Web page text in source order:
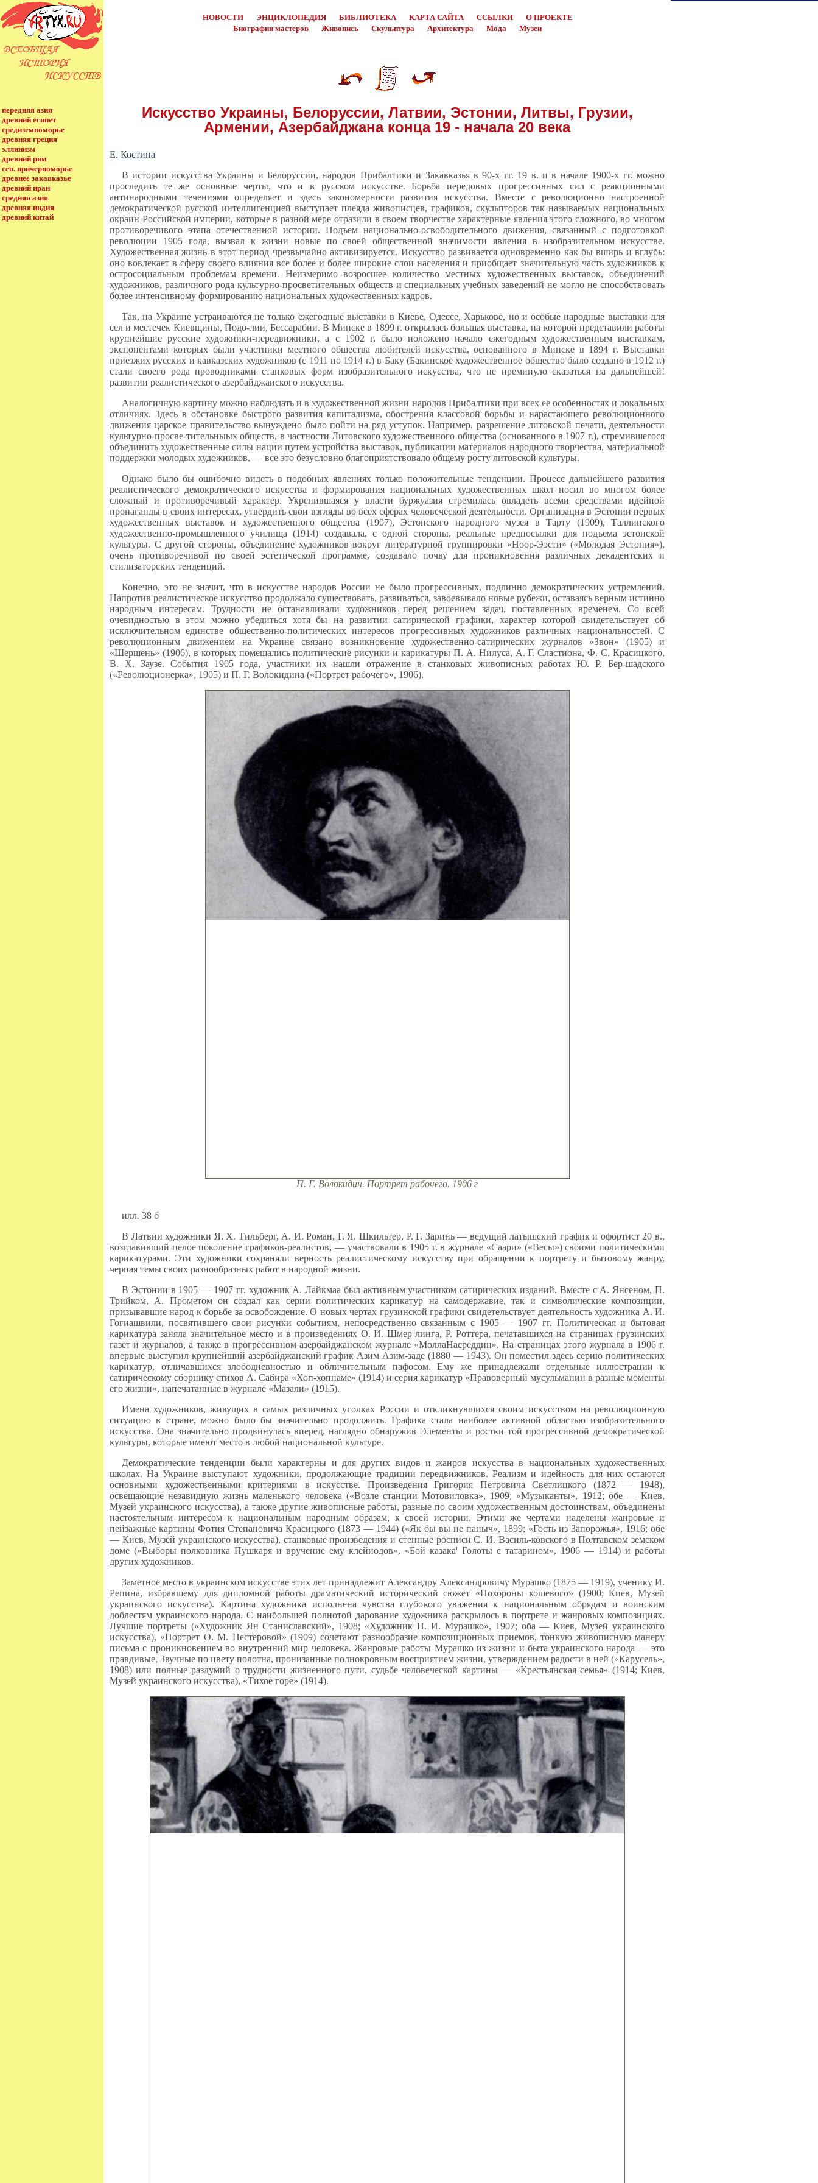
передняя азия
древний египет
средиземноморье
древняя греция
эллинизм
древний рим
сев. причерноморье
древнее закавказье
древний иран
средняя азия
древняя индия
древний китай
НОВОСТИ ЭНЦИКЛОПЕДИЯ БИБЛИОТЕКА КАРТА САЙТА ССЫЛКИ
О ПРОЕКТЕ
Биографии мастеров
Живопись Скульптура Архитектура Мода Музеи
Искусство Украины, Белоруссии, Латвии, Эстонии, Литвы, Грузии,
Армении, Азербайджана конца 19 - начала 20 века
Е. Костина
В истории искусства Украины и Белоруссии, народов Прибалтики и Закавказья в 90-х гг. 19 в. и в начале 1900-х гг. можно
проследить те же основные черты, что и в русском искусстве. Борьба передовых прогрессивных сил с реакционными
антинародными течениями определяет и здесь закономерности развития искусства. Вместе с революционно настроенной
демократической русской интеллигенцией выступает плеяда живописцев, графиков, скульпторов так называемых национальных
окраин Российской империи, которые в разной мере отразили в своем творчестве характерные явления этого сложного, во многом
противоречивого этапа отечественной истории. Подъем национально-освободительного движения, связанный с подготовкой
революции 1905 года, вызвал к жизни новые по своей общественной значимости явления в изобразительном искусстве.
Художественная жизнь в этот период чрезвычайно активизируется. Искусство развивается одновременно как бы вширь и вглубь:
оно вовлекает в сферу своего влияния все более и более широкие слои населения и приобщает значительную часть художников к
остросоциальным проблемам времени. Неизмеримо возросшее количество местных художественных выставок, объединений
художников, различного рода культурно-просветительных обществ и специальных учебных заведений не могло не способствовать
более интенсивному формированию национальных художественных кадров.
Так, на Украине устраиваются не только ежегодные выставки в Киеве, Одессе, Харькове, но и особые народные выставки для
сел и местечек Киевщины, Подо-лии, Бессарабии. В Минске в 1899 г. открылась большая выставка, на которой представили работы
крупнейшие русские художники-передвижники, а с 1902 г. было положено начало ежегодным художественным выставкам,
экспонентами которых были участники местного общества любителей искусства, основанного в Минске в 1894 г. Выставки
приезжих русских и кавказских художников (с 1911 по 1914 г.) в Баку (Бакинское художественное общество было создано в 1912 г.)
стали своего рода проводниками станковых форм изобразительного искусства, что не преминуло сказаться на дальнейшей!
развитии реалистического азербайджанского искусства.
Аналогичную картину можно наблюдать и в художественной жизни народов Прибалтики при всех ее особенностях и локальных
отличиях. Здесь в обстановке быстрого развития капитализма, обострения классовой борьбы и нарастающего революционного
движения царское правительство вынуждено было пойти на ряд уступок. Например, разрешение литовской печати, деятельности
культурно-просве-тительныых обществ, в частности Литовского художественного общества (основанного в 1907 г.), стремившегося
объединить художественные силы нации путем устройства выставок, публикации материалов народного творчества, материальной
поддержки молодых художников, — все это безусловно благоприятствовало общему росту литовской культуры.
Однако было бы ошибочно видеть в подобных явлениях только положительные тенденции. Процесс дальнейшего развития
реалистического демократического искусства и формирования национальных художественных школ носил во многом более
сложный и противоречивый характер. Укрепившаяся у власти буржуазия стремилась овладеть всеми средствами идейной
пропаганды в своих интересах, утвердить свои взгляды во всех сферах человеческой деятельности. Организация в Эстонии первых
художественных выставок и художественного общества (1907), Эстонского народного музея в Тарту (1909), Таллинского
художественно-промышленного училища (1914) создавала, с одной стороны, реальные предпосылки для подъема эстонской
культуры. С другой стороны, объединение художников вокруг литературной группировки «Ноор-Ээсти» («Молодая Эстония»),
очень противоречивой по своей эстетической программе, создавало почву для проникновения различных декадентских и
стилизаторских тенденций.
Конечно, это не значит, что в искусстве народов России не было прогрессивных, подлинно демократических устремлений.
Напротив реалистическое искусство продолжало существовать, развиваться, завоевывало новые рубежи, оставаясь верным истинно
народным интересам. Трудности не останавливали художников перед решением задач, поставленных временем. Со всей
очевидностью в этом можно убедиться хотя бы на развитии сатирической графики, характер которой свидетельствует об
исключительном единстве общественно-политических интересов прогрессивных художников различных национальностей. С
революционным движением на Украине связано возникновение художественно-сатирических журналов «Звон» (1905) и
«Шершень» (1906), в которых помещались политические рисунки и карикатуры П. А. Нилуса, А. Г. Сластиона, Ф. С. Красицкого,
В. X. Заузе. События 1905 года, участники их нашли отражение в станковых живописных работах Ю. Р. Бер-шадского
(«Революционерка», 1905) и П. Г. Волокидина («Портрет рабочего», 1906).
П. Г. Волокидин. Портрет рабочего. 1906 г
илл. 38 б
В Латвии художники Я. X. Тильберг, А. И. Роман, Г. Я. Шкильтер, Р. Г. Заринь — ведущий латышский график и офортист 20 в.,
возглавивший целое поколение графиков-реалистов, — участвовали в 1905 г. в журнале «Саари» («Весы») своими политическими
карикатурами. Эти художники сохраняли верность реалистическому искусству при обращении к портрету и бытовому жанру,
черпая темы своих разнообразных работ в народной жизни.
В Эстонии в 1905 — 1907 гг. художник А. Лайкмаа был активным участником сатирических изданий. Вместе с А. Янсеном, П.
Трийком, А. Прометом он создал как серии политических карикатур на самодержавие, так и символические композиции,
призывавшие народ к борьбе за освобождение. О новых чертах грузинской графики свидетельствует деятельность художника А. И.
Гогиашвили, посвятившего свои рисунки событиям, непосредственно связанным с 1905 — 1907 гг. Политическая и бытовая
карикатура заняла значительное место и в произведениях О. И. Шмер-линга, Р. Роттера, печатавшихся на страницах грузинских
газет и журналов, а также в прогрессивном азербайджанском журнале «МоллаНасреддин». На страницах этого журнала в 1906 г.
впервые выступил крупнейший азербайджанский график Азим Азим-заде (1880 — 1943). Он поместил здесь серию политических
карикатур, отличавшихся злободневностью и обличительным пафосом. Ему же принадлежали отдельные иллюстрации к
сатирическому сборнику стихов А. Сабира «Хоп-хопнаме» (1914) и серия карикатур «Правоверный мусульманин в разные моменты
его жизни», напечатанные в журнале «Мазали» (1915).
Имена художников, живущих в самых различных уголках России и откликнувшихся своим искусством на революционную
ситуацию в стране, можно было бы значительно продолжить. Графика стала наиболее активной областью изобразительного
искусства. Она значительно продвинулась вперед, наглядно обнаружив Элементы и ростки той прогрессивной демократической
культуры, которые имеют место в любой национальной культуре.
Демократические тенденции были характерны и для других видов и жанров искусства в национальных художественных
школах. На Украине выступают художники, продолжающие традиции передвижников. Реализм и идейность для них остаются
основными художественными критериями в искусстве. Произведения Григория Петровича Светлицкого (1872 — 1948),
освещающие незавидную жизнь маленького человека («Возле станции Мотовиловка», 1909; «Музыканты», 1912; обе — Киев,
Музей украинского искусства), а также другие живописные работы, разные по своим художественным достоинствам, объединены
настоятельным интересом к национальным народным образам, к своей истории. Этими же чертами наделены жанровые и
пейзажные картины Фотия Степановича Красицкого (1873 — 1944) («Як бы вы не паныч», 1899; «Гость из Запорожья», 1916; обе
— Киев, Музей украинского искусства), станковые произведения и стенные росписи С. И. Василь-ковского в Полтавском земском
доме («Выборы полковника Пушкаря и вручение ему клейиодов», «Бой казака' Голоты с татарином», 1906 — 1914) и работы
других художников.
Заметное место в украинском искусстве этих лет принадлежит Александру Александровичу Мурашко (1875 — 1919), ученику И.
Репина, избравшему для дипломной работы драматический исторический сюжет «Похороны кошевого» (1900; Киев, Музей
украинского искусства). Картина художника исполнена чувства глубокого уважения к национальным обрядам и воинским
доблестям украинского народа. С наибольшей полнотой дарование художника раскрылось в портрете и жанровых композициях.
Лучшие портреты («Художник Ян Станиславский», 1908; «Художник Н. И. Мурашко», 1907; оба — Киев, Музей украинского
искусства), «Портрет О. М. Нестеровой» (1909) сочетают разнообразие композиционных приемов, тонкую живописную манеру
письма с проникновением во внутренний мир человека. Жанровые работы Мурашко из жизни и быта украинского народа — это
правдивые, Звучные по цвету полотна, пронизанные полнокровным восприятием жизни, утверждением радости в ней («Карусель»,
1908) или полные раздумий о трудности жизненного пути, судьбе человеческой картины — «Крестьянская семья» (1914; Киев,
Музей украинского искусства), «Тихое горе» (1914).